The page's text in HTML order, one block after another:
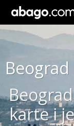
karte i